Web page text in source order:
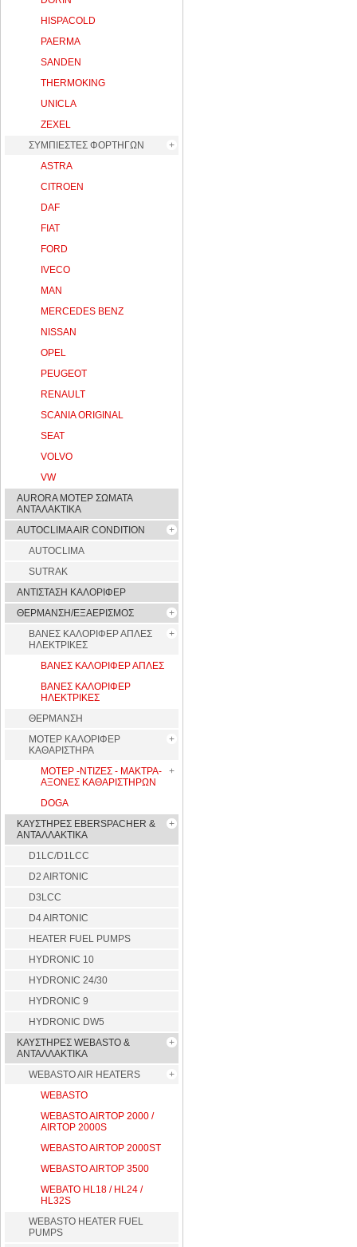
HISPACOLD
PAERMA
SANDEN
THERMOKING
UNICLA
ZEXEL
ΣΥΜΠΙΕΣΤΕΣ ΦΟΡΤΗΓΩΝ
ASTRA
CITROEN
DAF
FIAT
FORD
IVECO
MAN
MERCEDES BENZ
NISSAN
OPEL
PEUGEOT
RENAULT
SCANIA ORIGINAL
SEAT
VOLVO
VW
AURORA ΜΟΤΕΡ ΣΩΜΑΤΑ
ΑΝΤΑΛΑΚΤΙΚΑ
AUTOCLIMA AIR CONDITION
AUTOCLIMA
SUTRAK
ΑΝΤΙΣΤΑΣΗ ΚΑΛΟΡΙΦΕΡ
ΘΕΡΜΑΝΣΗ/ΕΞΑΕΡΙΣΜΟΣ
ΒΑΝΕΣ ΚΑΛΟΡΙΦΕΡ ΑΠΛΕΣ
ΗΛΕΚΤΡΙΚΕΣ
ΒΑΝΕΣ ΚΑΛΟΡΙΦΕΡ ΑΠΛΕΣ
ΒΑΝΕΣ ΚΑΛΟΡΙΦΕΡ
ΗΛΕΚΤΡΙΚΕΣ
ΘΕΡΜΑΝΣΗ
ΜΟΤΕΡ ΚΑΛΟΡΙΦΕΡ
ΚΑΘΑΡΙΣΤΗΡΑ
ΜΟΤΕΡ -ΝΤΙΖΕΣ - ΜΑΚΤΡΑ-
ΑΞΟΝΕΣ ΚΑΘΑΡΙΣΤΗΡΩΝ
DOGA
ΚΑΥΣΤΗΡΕΣ EBERSPACHER &
ΑΝΤΑΛΛΑΚΤΙΚΑ
D1LC/D1LCC
D2 AIRTONIC
D3LCC
D4 AIRTONIC
HEATER FUEL PUMPS
HYDRONIC 10
HYDRONIC 24/30
HYDRONIC 9
HYDRONIC DW5
ΚΑΥΣΤΗΡΕΣ WEBASTO &
ΑΝΤΑΛΛΑΚΤΙΚΑ
WEBASTO AIR HEATERS
WEBASTO
WEBASTO AIRTOP 2000 /
AIRTOP 2000S
WEBASTO AIRTOP 2000ST
WEBASTO AIRTOP 3500
WEBATO HL18 / HL24 /
HL32S
WEBASTO HEATER FUEL
PUMPS